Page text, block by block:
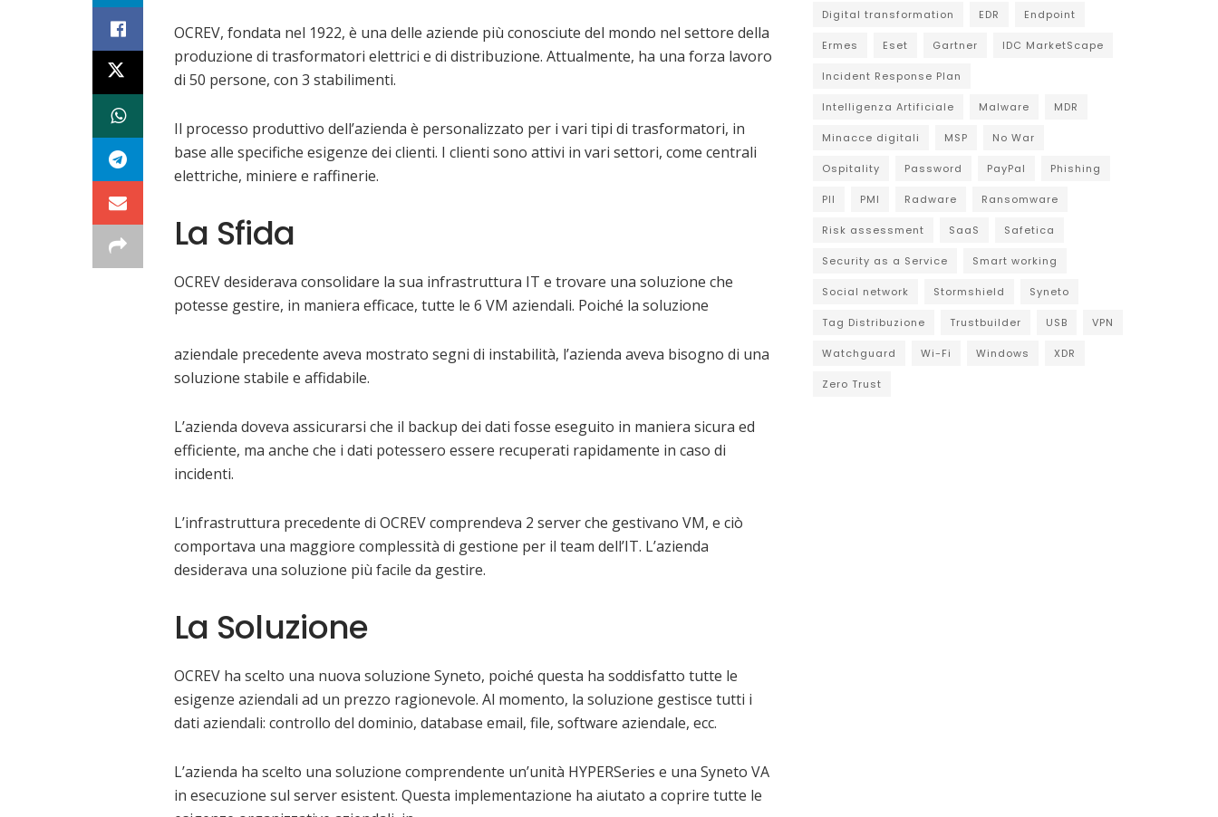
OCREV, fondata nel 1922, è una delle aziende più conosciute del mondo nel settore della
produzione di trasformatori elettrici e di distribuzione. Attualmente, ha una forza lavoro
di 50 persone, con 3 stabilimenti.
Il processo produttivo dell’azienda è personalizzato per i vari tipi di trasformatori, in
base alle specifiche esigenze dei clienti. I clienti sono attivi in vari settori, come centrali
elettriche, miniere e raffinerie.
La Sfida
OCREV desiderava consolidare la sua infrastruttura IT e trovare una soluzione che
potesse gestire, in maniera efficace, tutte le 6 VM aziendali. Poiché la soluzione
aziendale precedente aveva mostrato segni di instabilità, l’azienda aveva bisogno di una
soluzione stabile e affidabile.
L’azienda doveva assicurarsi che il backup dei dati fosse eseguito in maniera sicura ed
efficiente, ma anche che i dati potessero essere recuperati rapidamente in caso di
incidenti.
L’infrastruttura precedente di OCREV comprendeva 2 server che gestivano VM, e ciò
comportava una maggiore complessità di gestione per il team dell’IT. L’azienda
desiderava una soluzione più facile da gestire.
La Soluzione
OCREV ha scelto una nuova soluzione Syneto, poiché questa ha soddisfatto tutte le
esigenze aziendali ad un prezzo ragionevole. Al momento, la soluzione gestisce tutti i
dati aziendali: controllo del dominio, database email, file, software aziendale, ecc.
L’azienda ha scelto una soluzione comprendente un’unità HYPERSeries e una Syneto VA
in esecuzione sul server esistent. Questa implementazione ha aiutato a coprire tutte le
Digital transformation EDR Endpoint
Ermes Eset Gartner IDC MarketScape
Incident Response Plan
Intelligenza Artificiale Malware MDR
Minacce digitali MSP No War
Ospitality Password PayPal Phishing
PII PMI Radware Ransomware
Risk assessment SaaS Safetica
Security as a Service Smart working
Social network Stormshield Syneto
Tag Distribuzione Trustbuilder USB VPN
Watchguard Wi-Fi Windows XDR
Zero Trust